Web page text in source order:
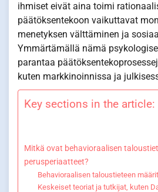
ihmiset eivät aina toimi
päätöksentekoon vaikuttavat
menetyksen välttäminen ja
Ymmärtämällä nämä
parantaa
kuten markkinoinnissa ja
Key sections in the article:
Mitkä ovat behavioraalisen
perusperiaatteet?
Behavioraalisen taloustieteen
Keskeiset teoriat ja tutkijat, kuten